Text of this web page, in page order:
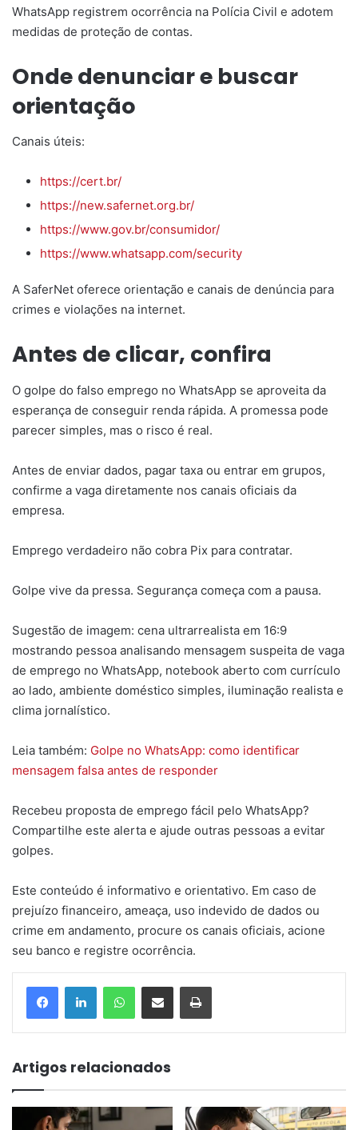
WhatsApp registrem ocorrência na Polícia Civil e adotem
medidas de proteção de contas.
Onde denunciar e buscar
orientação
Canais úteis:
https://cert.br/
https://new.safernet.org.br/
https://www.gov.br/consumidor/
https://www.whatsapp.com/security
A SaferNet oferece orientação e canais de denúncia para
crimes e violações na internet.
Antes de clicar, confira
O golpe do falso emprego no WhatsApp se aproveita da
esperança de conseguir renda rápida. A promessa pode
parecer simples, mas o risco é real.
Antes de enviar dados, pagar taxa ou entrar em grupos,
confirme a vaga diretamente nos canais oficiais da
empresa.
Emprego verdadeiro não cobra Pix para contratar.
Golpe vive da pressa. Segurança começa com a pausa.
Sugestão de imagem: cena ultrarrealista em 16:9
mostrando pessoa analisando mensagem suspeita de vaga
de emprego no WhatsApp, notebook aberto com currículo
ao lado, ambiente doméstico simples, iluminação realista e
clima jornalístico.
Leia também: Golpe no WhatsApp: como identificar
mensagem falsa antes de responder
Recebeu proposta de emprego fácil pelo WhatsApp?
Compartilhe este alerta e ajude outras pessoas a evitar
golpes.
Este conteúdo é informativo e orientativo. Em caso de
prejuízo financeiro, ameaça, uso indevido de dados ou
crime em andamento, procure os canais oficiais, acione
seu banco e registre ocorrência.
Artigos relacionados